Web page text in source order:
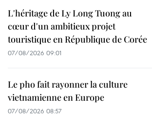
L'héritage de Ly Long Tuong au
cœur d'un ambitieux projet
touristique en République de Corée
07/08/2026 09:01
Le pho fait rayonner la culture
vietnamienne en Europe
07/08/2026 08:57